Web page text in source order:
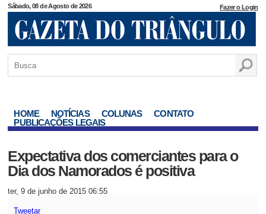
Sábado, 08 de Agosto de 2026 Fazer o Login
HOME NOTÍCIAS COLUNAS
CONTATO
PUBLICAÇÕES LEGAIS
Expectativa dos comerciantes para o
Dia dos Namorados é positiva
ter, 9 de junho de 2015 06:55
Tweetar